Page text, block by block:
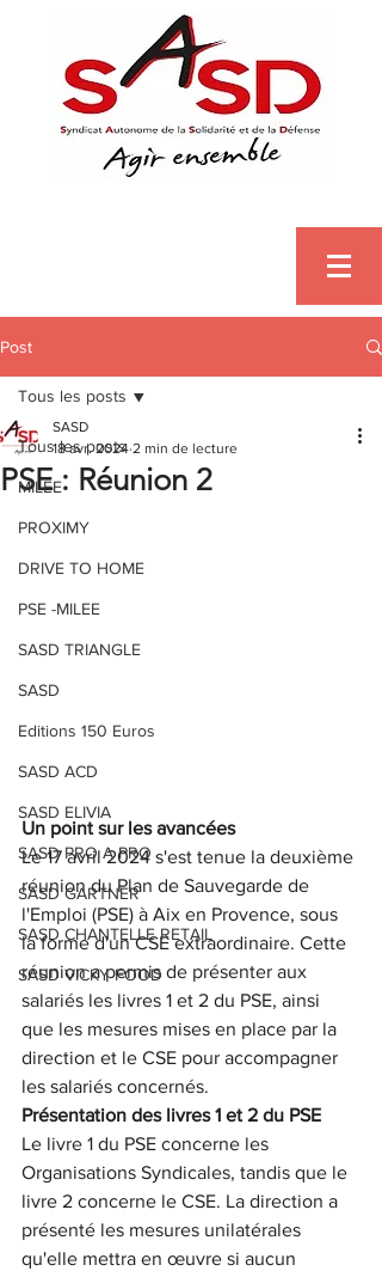
Post
Tous les posts
MILEE
PROXIMY
DRIVE TO HOME
PSE -MILEE
SASD TRIANGLE
SASD
Editions 150 Euros
SASD ACD
SASD ELIVIA
SASD PRO A PRO
SASD GARTNER
SASD CHANTELLE RETAIL
SASD VICKY FOOD
Tous les posts
PSE : Réunion 2
SASD
18 avr. 2024 2 min de lecture
Un point sur les avancées
Le 17 avril 2024 s'est tenue la deuxième
réunion du Plan de Sauvegarde de
l'Emploi (PSE) à Aix en Provence, sous
la forme d'un CSE extraordinaire. Cette
réunion a permis de présenter aux
salariés les livres 1 et 2 du PSE, ainsi
que les mesures mises en place par la
direction et le CSE pour accompagner
les salariés concernés.
Présentation des livres 1 et 2 du PSE
Le livre 1 du PSE concerne les
Organisations Syndicales, tandis que le
livre 2 concerne le CSE. La direction a
présenté les mesures unilatérales
qu'elle mettra en œuvre si aucun